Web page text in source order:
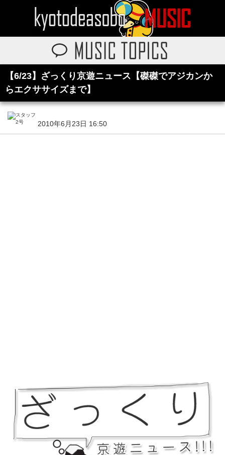
【6/23】ざっくり京遊ニュース【磔磔でアジカンか
らエクササイズまで】
2010年6月23日 16:50